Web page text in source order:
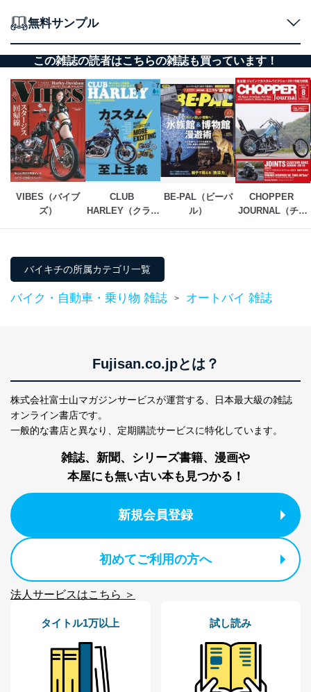
無料サンプル
この雑誌の読者はこちらの雑誌も買っています！
VIBES（バイブ
ズ）
CLUB
HARLEY（クラブ
BE-PAL（ビーパ
ル）
CHOPPER
JOURNAL（チョ
バイキチの所属カテゴリ一覧
バイク・自動車・乗り物 雑誌 > オートバイ 雑誌
Fujisan.co.jpとは？
株式会社富士山マガジンサービスが運営する、
日本最大級の雑誌
オンライン書店です。
一般的な書店と異なり、 定期購読サービスに特化しています。
雑誌、新聞、シリーズ書籍、漫画や
本屋にも無い古い本も見つかる！
新規会員登録
初めてご利用の方へ
法人サービスはこちら ＞
タイトル1万以上 試し読み